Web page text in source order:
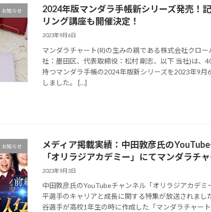
お知らせ
2024年版マンダラ手帳新シリーズ発売！
リング講座も開催決定！
2023年9月6日
マンダラチャート(R)の生みの親である株式会社クロー
社：墨田区、代表取締役：松村 剛志、以下 当社)は、
持つマンダラ手帳の2024年版新シリーズを2023年9月
しました。 […]
お知らせ
メディア掲載実績：中田敦彦氏の
「オリラジアカデミー」にてマンダラチ
2023年9月3日
中田敦彦氏のYouTubeチャンネル「オリラジアカデミ
平選手のキャリアと成長に関する特集が放送されまし
谷選手が高校1年生の時に作成した「マンダラチャー